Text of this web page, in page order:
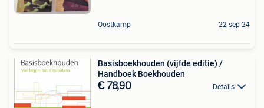
Oostkamp 22 sep 24
Basisboekhouden (vijfde editie) /
Handboek Boekhouden
€ 78,90 Details